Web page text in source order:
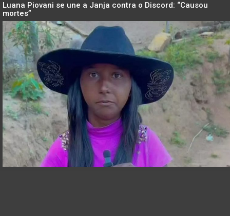
Luana Piovani se une a Janja contra o Discord: “Causou
mortes”